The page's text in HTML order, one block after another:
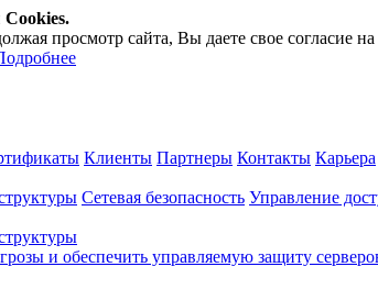
Cookies.
просмотр сайта, Вы даете свое согласие на
Клиенты Партнеры Контакты Карьера
Сетевая безопасность Управление
и обеспечить управляемую защиту